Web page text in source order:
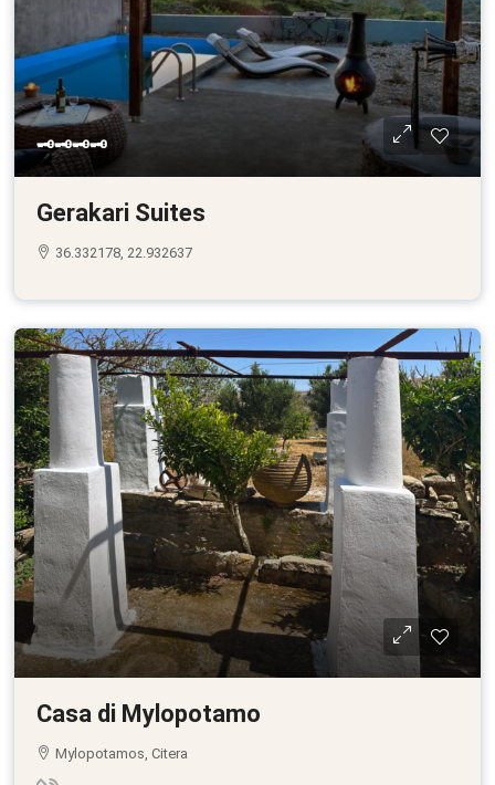
🗝🗝🗝🗝
Gerakari Suites
36.332178, 22.932637
Casa di Mylopotamo
Mylopotamos, Citera